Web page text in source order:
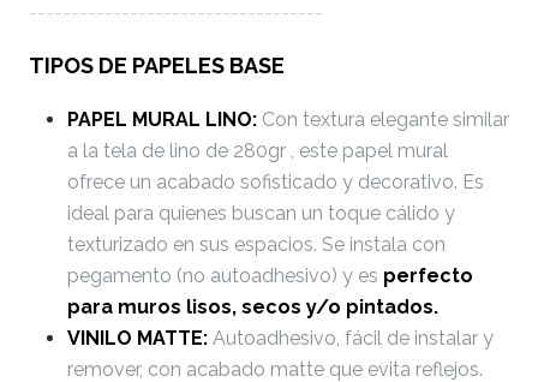
-----------------------------------
TIPOS DE PAPELES BASE
PAPEL MURAL LINO: Con textura elegante similar
a la tela de lino de 280gr , este papel mural
ofrece un acabado sofisticado y decorativo. Es
ideal para quienes buscan un toque cálido y
texturizado en sus espacios. Se instala con
pegamento (no autoadhesivo) y es perfecto
para muros lisos, secos y/o pintados.
VINILO MATTE: Autoadhesivo, fácil de instalar y
remover, con acabado matte que evita reflejos.